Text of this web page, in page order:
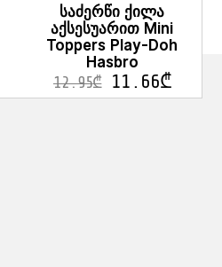
საძერწი ქილა
აქსესუარით Mini
Toppers Play-Doh
Hasbro
12.95₾ 11.66₾